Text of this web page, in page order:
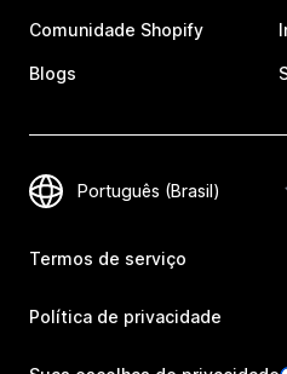
Comunidade Shopify
Blogs
Termos de serviço
Política de privacidade